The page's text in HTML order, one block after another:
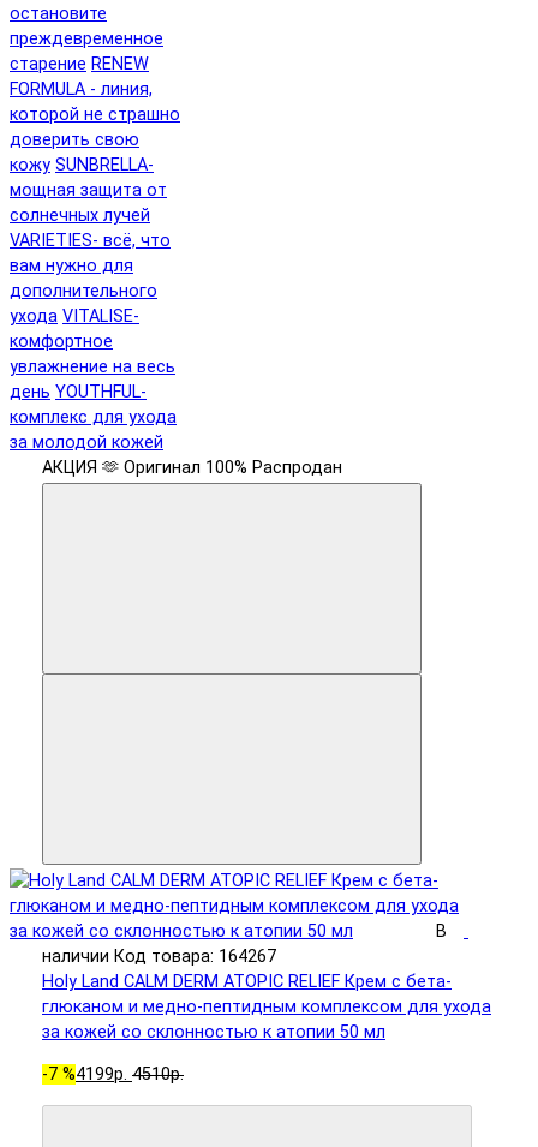
остановите
преждевременное
старение RENEW
FORMULA - линия,
которой не страшно
доверить свою
кожу SUNBRELLA-
мощная защита от
солнечных лучей
VARIETIES- всё, что
вам нужно для
дополнительного
ухода VITALISE-
комфортное
увлажнение на весь
день YOUTHFUL-
комплекс для ухода
за молодой кожей
АКЦИЯ 🫶 Оригинал 100% Распродан
В
наличии Код товара: 164267
Holy Land CALM DERM ATOPIC RELIEF Крем с бета-
глюканом и медно-пептидным комплексом для ухода
за кожей со склонностью к атопии 50 мл
-7 %4199р. 4510р.